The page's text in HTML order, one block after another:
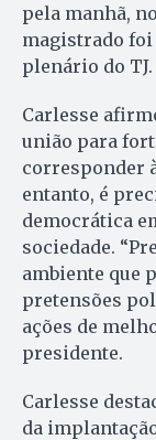
pela manhã,
magistrado foi
plenário do TJ.
Carlesse
união para
corresponder
entanto, é
democrática
sociedade.
ambiente que
pretensões
ações de
presidente.
Carlesse
da